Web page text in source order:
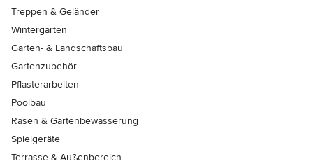
Treppen & Geländer
Wintergärten
Garten- & Landschaftsbau
Gartenzubehör
Pflasterarbeiten
Poolbau
Rasen & Gartenbewässerung
Spielgeräte
Terrasse & Außenbereich